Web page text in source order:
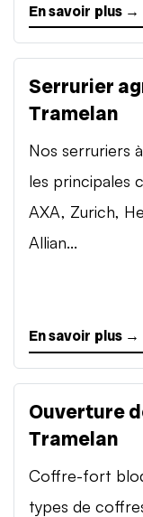
En savoir plus →
Serrurier
Tramelan
Nos serruriers
les principales
AXA, Zurich,
Allian...
En savoir plus →
Ouverture
Tramelan
Coffre-fort
types de